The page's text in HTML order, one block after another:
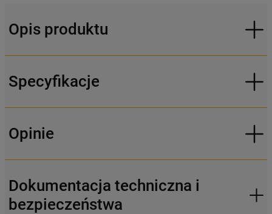
Opis produktu
Specyfikacje
Opinie
Dokumentacja techniczna i
bezpieczeństwa